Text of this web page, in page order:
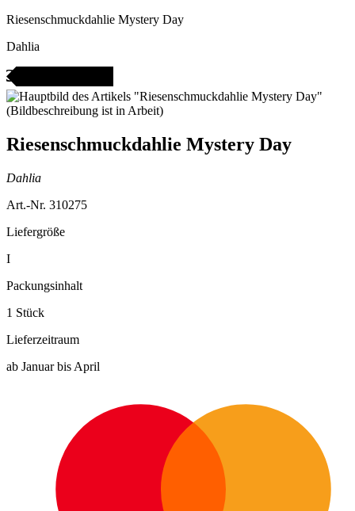
Riesenschmuckdahlie Mystery Day
Dahlia
bestellbar
Riesenschmuckdahlie Mystery Day
Dahlia
Art.-Nr. 310275
Liefergröße
I
Packungsinhalt
1 Stück
Lieferzeitraum
ab Januar bis April